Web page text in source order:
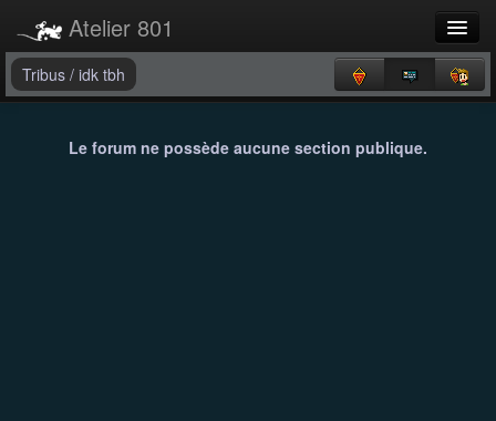
Atelier 801
Forums
Tribus / idk tbh
Le forum ne possède aucune section publique.